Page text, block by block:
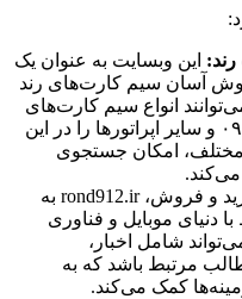
این وبسایت به عنوان یک
آسان سیم کارت‌های رند
انواع سیم کارت‌های
همراه اول با کدهای مختلف ۰۹۱۲ و سایر اپراتورها را در این
مختلف، امکان جستجوی
می‌کند.
علاوه بر خرید و فروش، rond912.ir به
دنیای موبایل و فناوری
شامل اخبار،
مرتبط باشد که به
کمک می‌کند.